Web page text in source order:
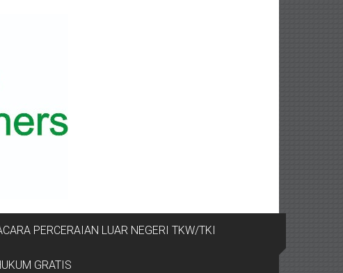
PERCERAIAN LUAR NEGERI TKW/TKI
GRATIS